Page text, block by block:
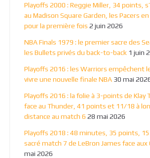
Playoffs 2000 : Reggie Miller, 34 points,
au Madison Square Garden, les Pacers
pour la première fois 2 juin 2026
NBA Finals 1979 : le premier sacre des
les Bullets privés du back-to-back 1 juin
Playoffs 2016 : les Warriors empêchent
vivre une nouvelle finale NBA 30 mai
Playoffs 2016 : la folie à 3-points de Klay
face au Thunder, 41 points et 11/18 à
distance au match 6 28 mai 2026
Playoffs 2018 : 48 minutes, 35 points,
sacré match 7 de LeBron James face aux
mai 2026